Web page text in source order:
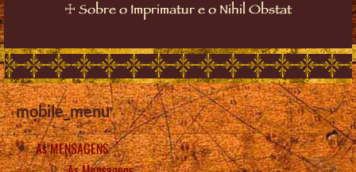
☩ Sobre o Imprimatur e o Nihil Obstat
mobile_menu
As MENSAGENS